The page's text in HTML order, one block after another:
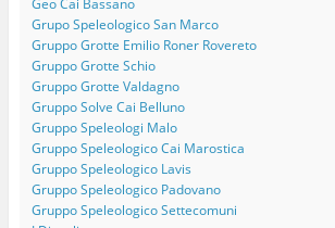
Grupo Speleologico San Marco
Gruppo Grotte Emilio Roner Rovereto
Gruppo Grotte Schio
Gruppo Grotte Valdagno
Gruppo Solve Cai Belluno
Gruppo Speleologi Malo
Gruppo Speleologico Cai Marostica
Gruppo Speleologico Lavis
Gruppo Speleologico Padovano
Gruppo Speleologico Settecomuni